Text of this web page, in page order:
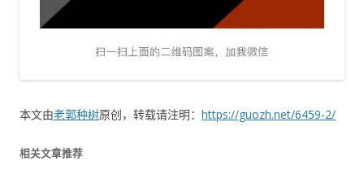
本文由老郭种树原创，转载请注明： https://guozh.net/6459-2/
相关文章推荐